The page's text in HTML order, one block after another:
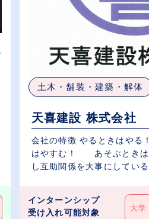
土木・舗装・建築・解体
天喜建設 株式会社
会社の特徴 やるときは
はやすむ！ あそぶときは
し互助関係を大事にしてい
インターンシップ
受け入れ可能対象
大学